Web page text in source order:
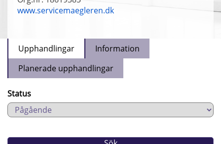
www.servicemaegleren.dk
Upphandlingar
Information
Planerade upphandlingar
Status